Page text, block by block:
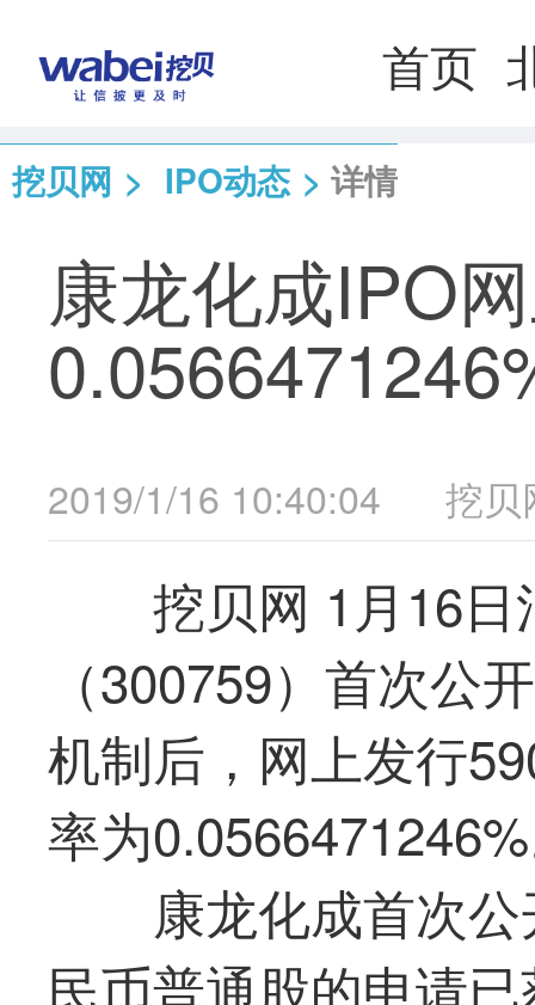
首页
挖贝网 > IPO动态 > 详情
康龙化成IPO
2019/1/16 10:40:04 挖贝
挖贝网 1月16
（300759）首次公
机制后，网上发行
率为
康龙化成首次
民币普通股的申请